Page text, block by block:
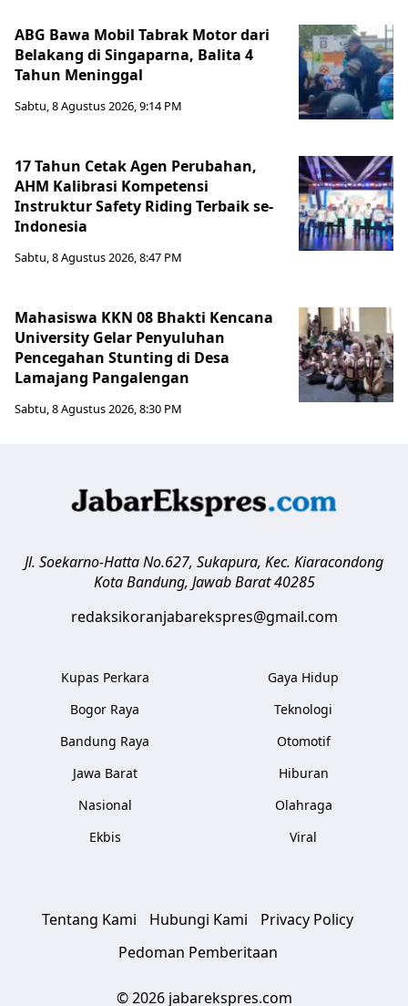
ABG Bawa Mobil Tabrak Motor dari
Belakang di Singaparna, Balita 4
Tahun Meninggal
Sabtu, 8 Agustus 2026, 9:14 PM
17 Tahun Cetak Agen Perubahan,
AHM Kalibrasi Kompetensi
Instruktur Safety Riding Terbaik se-
Indonesia
Sabtu, 8 Agustus 2026, 8:47 PM
Mahasiswa KKN 08 Bhakti Kencana
University Gelar Penyuluhan
Pencegahan Stunting di Desa
Lamajang Pangalengan
Sabtu, 8 Agustus 2026, 8:30 PM
Jl. Soekarno-Hatta No.627, Sukapura, Kec. Kiaracondong
Kota Bandung, Jawab Barat 40285
redaksikoranjabarekspres@gmail.com
Kupas Perkara
Bogor Raya
Bandung Raya
Jawa Barat
Nasional
Ekbis
Gaya Hidup
Teknologi
Otomotif
Hiburan
Olahraga
Viral
Tentang Kami Hubungi Kami
Privacy Policy
Pedoman Pemberitaan
© 2026 jabarekspres.com